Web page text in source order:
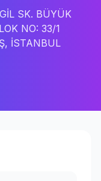
SK. BÜYÜK
NO: 33/1
İSTANBUL